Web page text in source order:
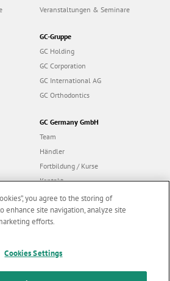
Veranstaltungen & Seminare
GC-Gruppe
GC Holding
GC Corporation
GC International AG
GC Orthodontics
GC Germany GmbH
Team
Händler
Fortbildung / Kurse
Kontakt
Dealer portal
you agree to the storing of
enhance site navigation, analyze site
efforts.
Cookies Settings